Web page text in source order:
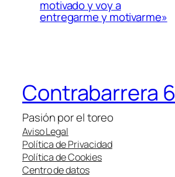
motivado y voy a
entregarme y motivarme»
Contrabarrera 6
Pasión por el toreo
Aviso Legal
Política de Privacidad
Política de Cookies
Centro de datos